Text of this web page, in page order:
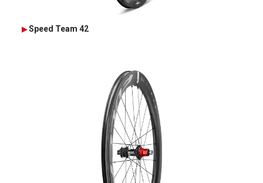
Speed Team 42